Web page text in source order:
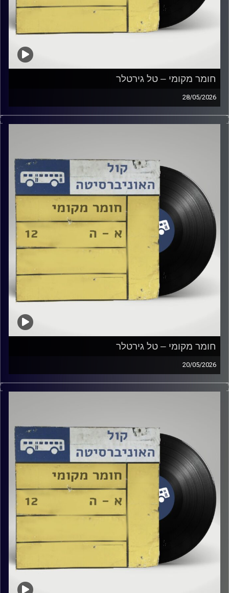
חומר מקומי – טל גירטלר
28/05/2026
שעה של מוזיקה ישראלית עם טל גירטלר
חומר מקומי – טל גירטלר
20/05/2026
שעה של מוזיקה ישראלית עם טל גירטלר